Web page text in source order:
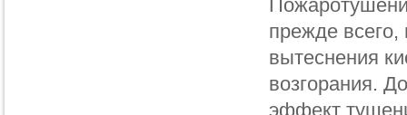
прежде всего,
вытеснения
возгорания.
эффект